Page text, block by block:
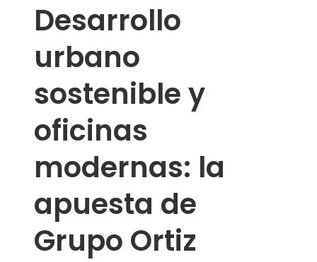
Desarrollo
urbano
sostenible y
oficinas
modernas: la
apuesta de
Grupo Ortiz